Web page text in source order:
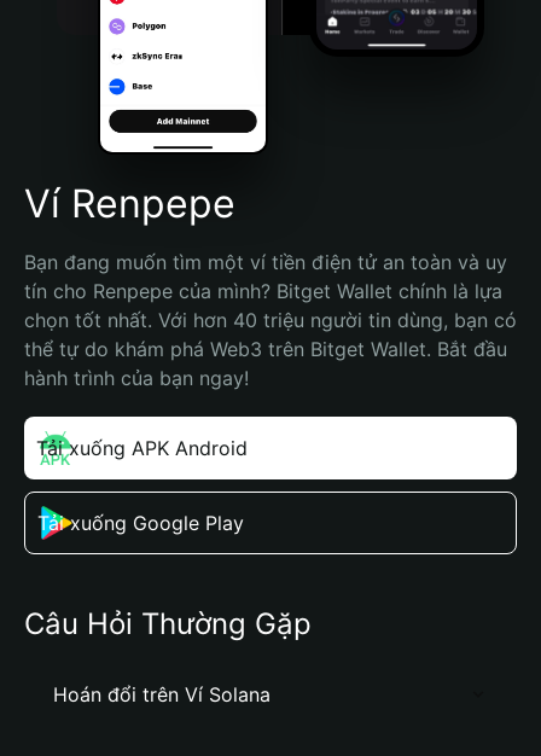
Português (Brasil)
Español (Argentina)
Ví Renpepe
Bạn đang muốn tìm một ví tiền điện tử an toàn và uy
tín cho Renpepe của mình? Bitget Wallet chính là lựa
chọn tốt nhất. Với hơn 40 triệu người tin dùng, bạn có
thể tự do khám phá Web3 trên Bitget Wallet. Bắt đầu
hành trình của bạn ngay!
Tải xuống APK Android
Tải xuống Google Play
Câu Hỏi Thường Gặp
Hoán đổi trên Ví Solana